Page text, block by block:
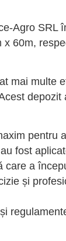
Agro SRL
60m,
mai multe
pentru
fost
a
și